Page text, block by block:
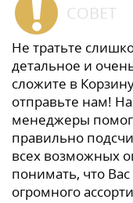
СОВЕТ
Не тратьте
детальное и
сложите в
отправьте нам!
менеджеры
правильно
всех возможных
понимать, что
огромного